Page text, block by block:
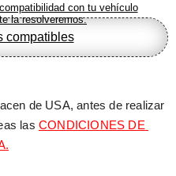
con tu vehículo
la resolveremos.
compatibles
de USA, antes de realizar
las CONDICIONES DE